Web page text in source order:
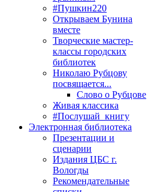
#Пушкин220
Открываем Бунина
вместе
Творческие мастер-
классы городских
библиотек
Николаю Рубцову
посвящается...
Слово о Рубцове
Живая классика
#Послушай_книгу
Электронная библиотека
Презентации и
сценарии
Издания ЦБС г.
Вологды
Рекомендательные